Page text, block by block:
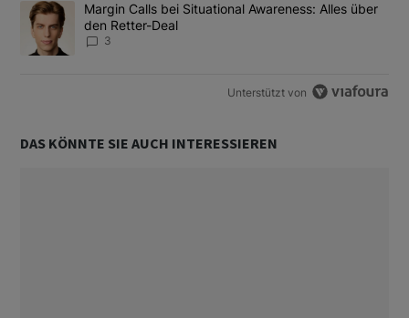
Ein Trendartikel mit dem Titel "Margin Calls bei Situational
Margin Calls bei Situational Awareness: Alles über
den Retter-Deal
3
Unterstützt von
DAS KÖNNTE SIE AUCH INTERESSIEREN